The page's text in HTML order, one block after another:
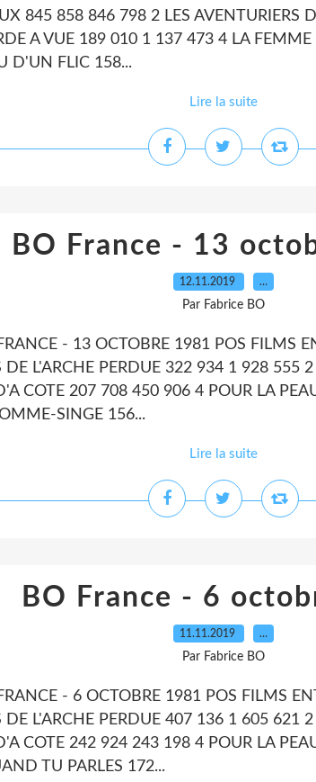
845 858 846 798 2 LES AVENTURIERS
A VUE 189 010 1 137 473 4 LA
D'UN FLIC 158...
Lire la suite
BO France - 13
12.11.2019 …
Par Fabrice BO
- 13 OCTOBRE 1981 POS FILMS
DE L'ARCHE PERDUE 322 934 1 928 555
COTE 207 708 450 906 4 POUR LA
SINGE 156...
Lire la suite
BO France - 6
11.11.2019 …
Par Fabrice BO
- 6 OCTOBRE 1981 POS FILMS
DE L'ARCHE PERDUE 407 136 1 605 621
COTE 242 924 243 198 4 POUR LA
TU PARLES 172...